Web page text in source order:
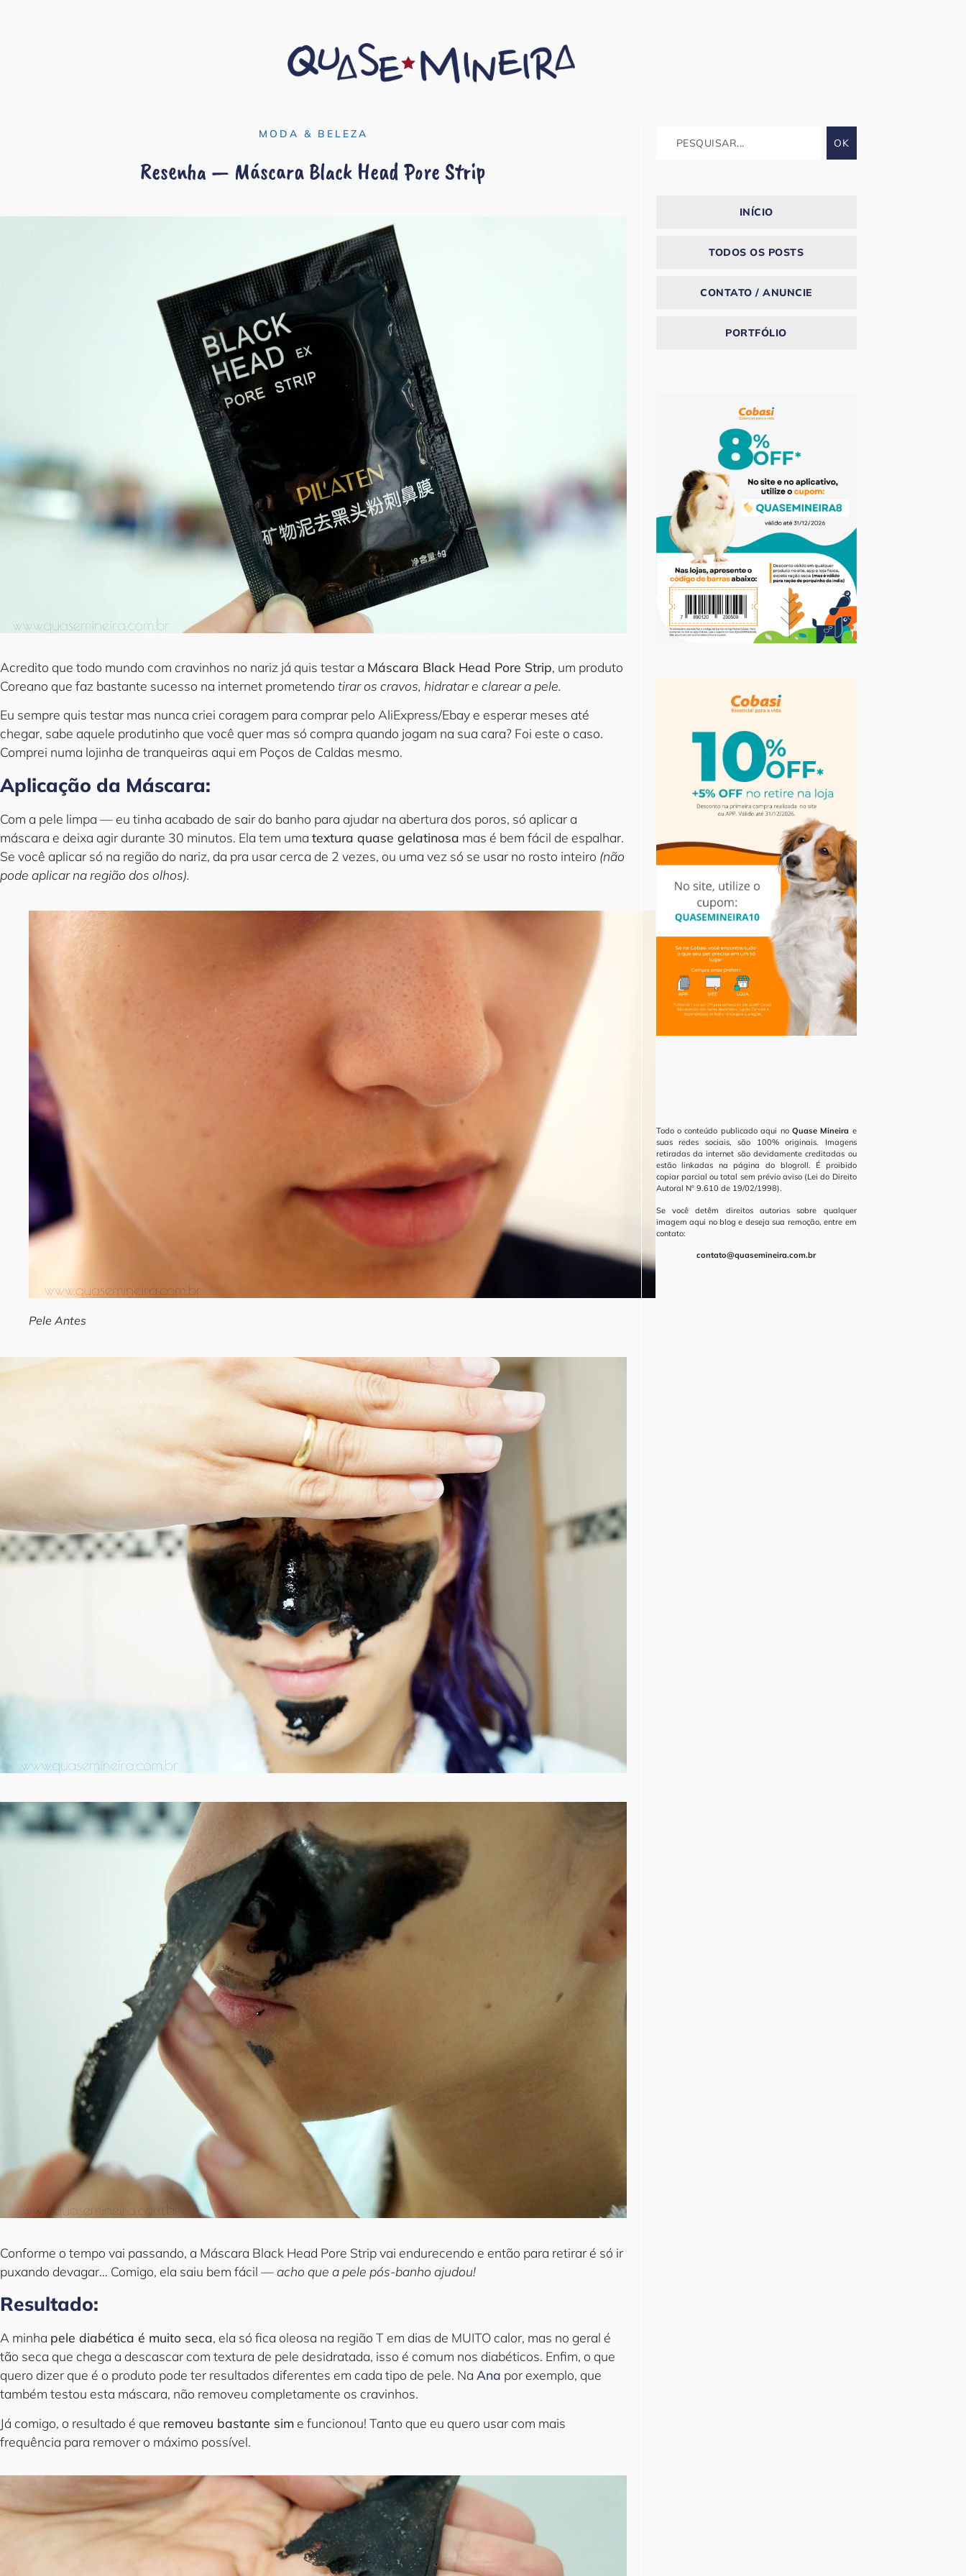
MODA & BELEZA
Resenha — Máscara Black Head Pore Strip
Acredito que todo mundo com cravinhos no nariz já quis testar a Máscara Black Head Pore Strip, um produto
Coreano que faz bastante sucesso na internet prometendo tirar os cravos, hidratar e clarear a pele.
Eu sempre quis testar mas nunca criei coragem para comprar pelo AliExpress/Ebay e esperar meses até
chegar, sabe aquele produtinho que você quer mas só compra quando jogam na sua cara? Foi este o caso.
Comprei numa lojinha de tranqueiras aqui em Poços de Caldas mesmo.
Aplicação da Máscara:
Com a pele limpa — eu tinha acabado de sair do banho para ajudar na abertura dos poros, só aplicar a
máscara e deixa agir durante 30 minutos. Ela tem uma textura quase gelatinosa mas é bem fácil de espalhar.
Se você aplicar só na região do nariz, da pra usar cerca de 2 vezes, ou uma vez só se usar no rosto inteiro (não
pode aplicar na região dos olhos).
Pele Antes
Conforme o tempo vai passando, a Máscara Black Head Pore Strip vai endurecendo e então para retirar é só ir
puxando devagar… Comigo, ela saiu bem fácil — acho que a pele pós-banho ajudou!
Resultado:
A minha pele diabética é muito seca, ela só fica oleosa na região T em dias de MUITO calor, mas no geral é
tão seca que chega a descascar com textura de pele desidratada, isso é comum nos diabéticos. Enfim, o que
quero dizer que é o produto pode ter resultados diferentes em cada tipo de pele. Na Ana por exemplo, que
também testou esta máscara, não removeu completamente os cravinhos.
Já comigo, o resultado é que removeu bastante sim e funcionou! Tanto que eu quero usar com mais
frequência para remover o máximo possível.
OK
INÍCIO
TODOS OS POSTS
CONTATO / ANUNCIE
PORTFÓLIO
Todo o conteúdo publicado aqui no Quase Mineira e
suas redes sociais, são 100% originais. Imagens
retiradas da internet são devidamente creditadas ou
estão linkadas na página do blogroll. É proibido
copiar parcial ou total sem prévio aviso (Lei do Direito
Autoral Nº 9.610 de 19/02/1998).
Se você detêm direitos autorias sobre qualquer
imagem aqui no blog e deseja sua remoção, entre em
contato:
contato@quasemineira.com.br